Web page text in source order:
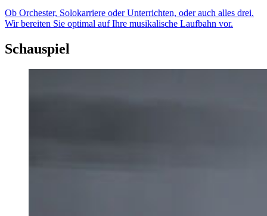
Ob Orchester, Solokarriere oder Unterrichten, oder auch alles drei.
Wir bereiten Sie optimal auf Ihre musikalische Laufbahn vor.
Schauspiel